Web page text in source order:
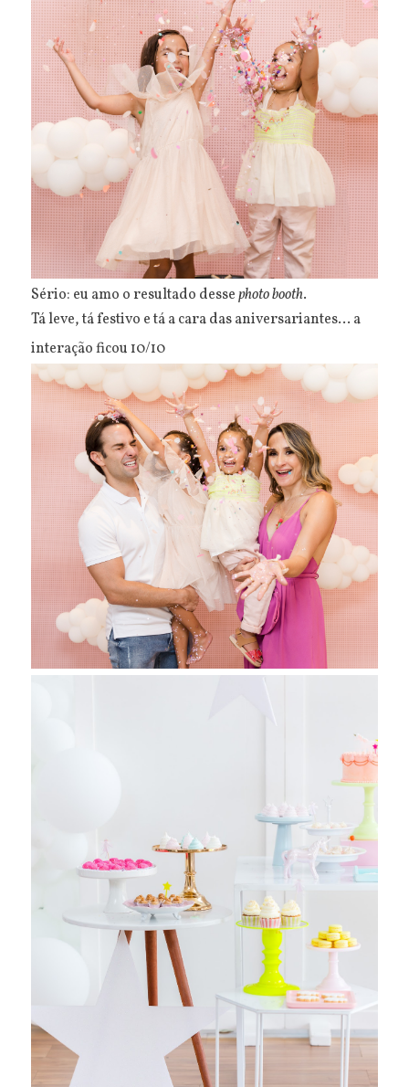
Sério: eu amo o resultado dessephoto booth.
Tá leve, tá festivo e tá a cara das aniversariantes... a
interação ficou 10/10